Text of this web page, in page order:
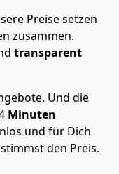
Preise setzen
zusammen.
transparent
Und die
Minuten
und für Dich
den Preis.